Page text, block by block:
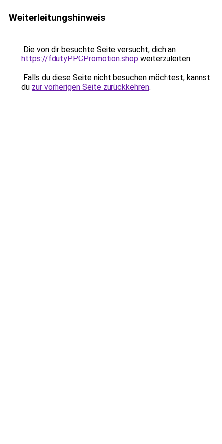
Weiterleitungshinweis
Die von dir besuchte Seite versucht, dich an
https://fdutyPPCPromotion.shop weiterzuleiten.
Falls du diese Seite nicht besuchen möchtest, kannst
du zur vorherigen Seite zurückkehren.